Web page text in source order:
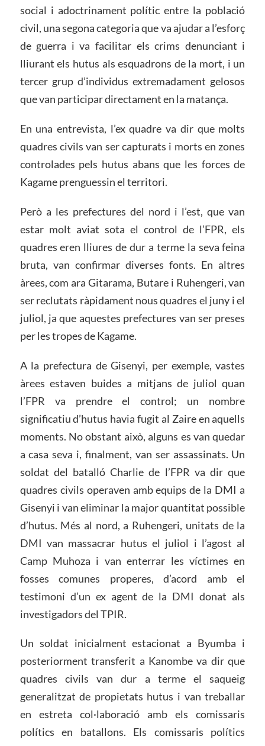
social i adoctrinament polític entre la població
civil, una segona categoria que va ajudar a l’esforç
de guerra i va facilitar els crims denunciant i
lliurant els hutus als esquadrons de la mort, i un
tercer grup d’individus extremadament gelosos
que van participar directament en la matança.
En una entrevista, l’ex quadre va dir que molts
quadres civils van ser capturats i morts en zones
controlades pels hutus abans que les forces de
Kagame prenguessin el territori.
Però a les prefectures del nord i l’est, que van
estar molt aviat sota el control de l’FPR, els
quadres eren lliures de dur a terme la seva feina
bruta, van confirmar diverses fonts. En altres
àrees, com ara Gitarama, Butare i Ruhengeri, van
ser reclutats ràpidament nous quadres el juny i el
juliol, ja que aquestes prefectures van ser preses
per les tropes de Kagame.
A la prefectura de Gisenyi, per exemple, vastes
àrees estaven buides a mitjans de juliol quan
l’FPR va prendre el control; un nombre
significatiu d’hutus havia fugit al Zaire en aquells
moments. No obstant això, alguns es van quedar
a casa seva i, finalment, van ser assassinats. Un
soldat del batalló Charlie de l’FPR va dir que
quadres civils operaven amb equips de la DMI a
Gisenyi i van eliminar la major quantitat possible
d’hutus. Més al nord, a Ruhengeri, unitats de la
DMI van massacrar hutus el juliol i l’agost al
Camp Muhoza i van enterrar les víctimes en
fosses comunes properes, d’acord amb el
testimoni d’un ex agent de la DMI donat als
investigadors del TPIR.
Un soldat inicialment estacionat a Byumba i
posteriorment transferit a Kanombe va dir que
quadres civils van dur a terme el saqueig
generalitzat de propietats hutus i van treballar
en estreta col·laboració amb els comissaris
polítics en batallons. Els comissaris polítics